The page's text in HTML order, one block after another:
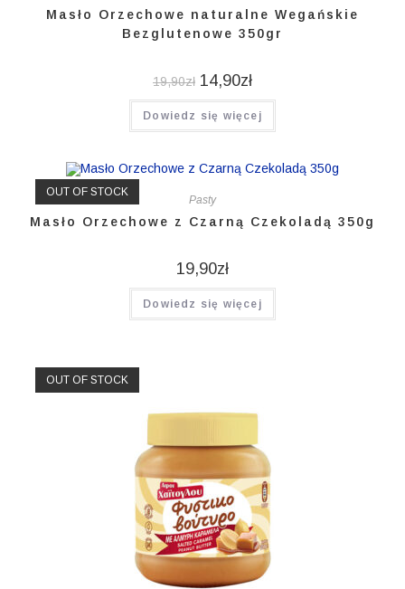
Masło Orzechowe naturalne Wegańskie
Bezglutenowe 350gr
19,90zł 14,90zł
Dowiedz się więcej
OUT OF STOCK
Pasty
Masło Orzechowe z Czarną Czekoladą 350g
19,90zł
Dowiedz się więcej
OUT OF STOCK